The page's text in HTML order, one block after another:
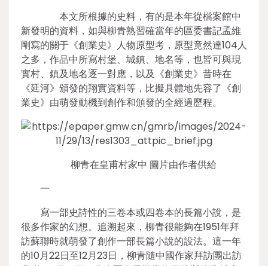
本文所根據的史料，有的是本年從檔案館中
新發明的資料，如與柳青熟習確當年的區委書記孟維
剛寫的關于《創業史》人物原型考，原型竟然達104人
之多，作品中所寫村堡、城鎮、地名等，也皆可與現
實村、鎮及地名逐一對應，以及《創業史》昔時在
《延河》頒發的翔實資料等，比擬具體地先容了《創
業史》由萌發動機到創作和頒發的全經過歷程。
柳青在皇甫村家中 圖片由作者供給
一
寫一部史詩性的三卷本或四卷本的長篇小說，是
很多作家的幻想。追溯起來，柳青很能夠在1951年拜
訪蘇聯時就萌發了創作一部長篇小說的設法。這一年
的10月22日至12月23日，柳青隨中國作家拜訪團出訪